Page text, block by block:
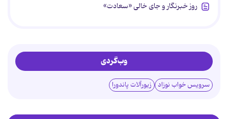
روز خبرنگار و جای خالی «سعادت»
وب‌گردی
سرویس خواب نوزاد زیورآلات پاندورا